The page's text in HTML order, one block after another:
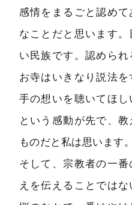
感情をまるごと認め
なことだと思います
い民族です。認められ
お寺はいきなり説法
手の想いを聴いてほ
という感動が先で、
ものだと私は思います。
そして、宗教者の一
えを伝えることでは